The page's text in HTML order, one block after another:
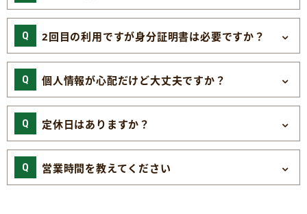
2回目の利用ですが身分証明書は必要ですか？
個人情報が心配だけど大丈夫ですか？
定休日はありますか？
営業時間を教えてください